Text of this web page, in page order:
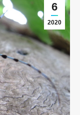
6
2020